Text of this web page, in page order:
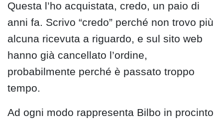
Questa l’ho acquistata, credo, un paio di
anni fa. Scrivo “credo” perché non trovo più
alcuna ricevuta a riguardo, e sul sito web
hanno già cancellato l’ordine,
probabilmente perché è passato troppo
tempo.
Ad ogni modo rappresenta Bilbo in procinto